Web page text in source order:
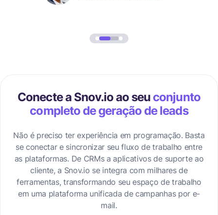
Conecte a Snov.io ao seu conjunto
completo de geração de leads
Não é preciso ter experiência em programação. Basta
se conectar e sincronizar seu fluxo de trabalho entre
as plataformas. De CRMs a aplicativos de suporte ao
cliente, a Snov.io se integra com milhares de
ferramentas, transformando seu espaço de trabalho
em uma plataforma unificada de campanhas por e-
mail.